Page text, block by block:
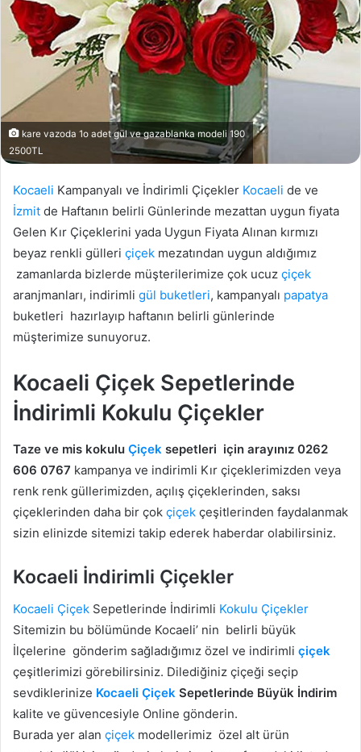
kare vazoda 1o adet gül ve gazablanka modeli 190
2500TL
Kocaeli Kampanyalı ve İndirimli Çiçekler Kocaeli de ve
İzmit de Haftanın belirli Günlerinde mezattan uygun fiyata
Gelen Kır Çiçeklerini yada Uygun Fiyata Alınan kırmızı
beyaz renkli gülleri çiçek mezatından uygun aldığımız
zamanlarda bizlerde müşterilerimize çok ucuz çiçek
aranjmanları, indirimli gül buketleri, kampanyalı papatya
buketleri hazırlayıp haftanın belirli günlerinde
müşterimize sunuyoruz.
Kocaeli Çiçek Sepetlerinde
İndirimli Kokulu Çiçekler
Taze ve mis kokulu Çiçek sepetleri için arayınız 0262
606 0767 kampanya ve indirimli Kır çiçeklerimizden veya
renk renk güllerimizden, açılış çiçeklerinden, saksı
çiçeklerinden daha bir çok çiçek çeşitlerinden faydalanmak
sizin elinizde sitemizi takip ederek haberdar olabilirsiniz.
Kocaeli İndirimli Çiçekler
Kocaeli Çiçek Sepetlerinde İndirimli Kokulu Çiçekler
Sitemizin bu bölümünde Kocaeli’ nin belirli büyük
İlçelerine gönderim sağladığımız özel ve indirimli çiçek
çeşitlerimizi görebilirsiniz. Dilediğiniz çiçeği seçip
sevdiklerinize Kocaeli Çiçek Sepetlerinde Büyük İndirim
kalite ve güvencesiyle Online gönderin.
Burada yer alan çiçek modellerimiz özel alt ürün